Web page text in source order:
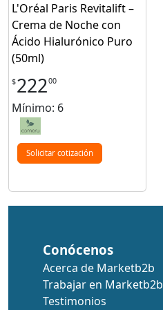
L'Oréal Paris Revitalift –
Crema de Noche con
Ácido Hialurónico Puro
(50ml)
$22200
Mínimo: 6
Solicitar cotización
Conócenos
Acerca de Marketb2b
Trabajar en Marketb2b
Testimonios